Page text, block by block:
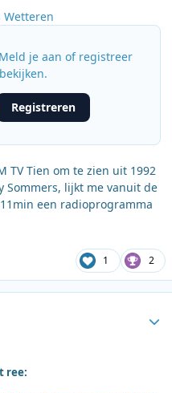
Wetteren
je aan of registreer
Registreren
TV Tien om te zien uit 1992
Sommers, lijkt me vanuit de
een radioprogramma
1 2
ree: